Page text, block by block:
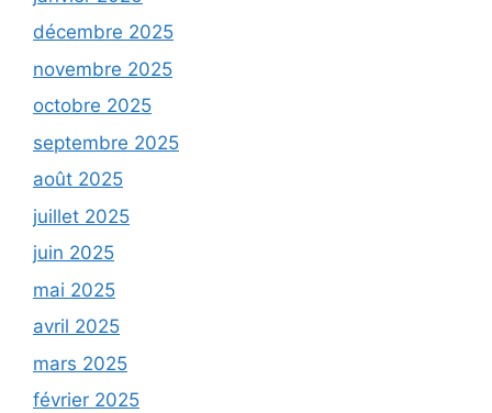
décembre 2025
novembre 2025
octobre 2025
septembre 2025
août 2025
juillet 2025
juin 2025
mai 2025
avril 2025
mars 2025
février 2025